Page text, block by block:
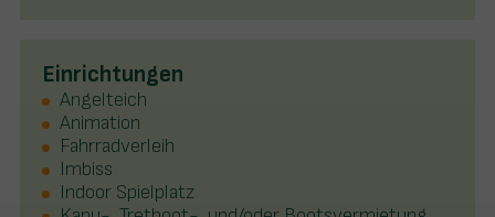
Einrichtungen
Angelteich
Animation
Fahrradverleih
Imbiss
Indoor Spielplatz